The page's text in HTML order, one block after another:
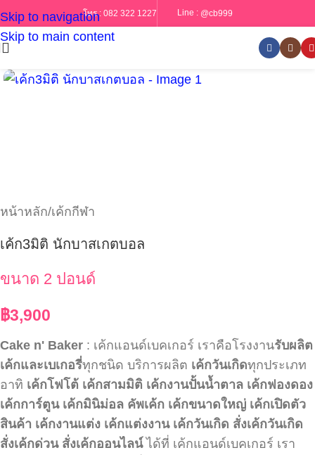
Skip to navigation
Skip to main content
โทร : 082 322 1227 Line : @cb999
หน้าหลัก/เค้กกีฬา
เค้ก3มิติ นักบาสเกตบอล
ขนาด 2 ปอนด์
฿3,900
Cake n' Baker : เค้กแอนด์เบคเกอร์ เราคือโรงงานรับผลิต
เค้กและเบเกอรี่ทุกชนิด บริการผลิต เค้กวันเกิดทุกประเภท
อาทิ เค้กโฟโต้ เค้กสามมิติ เค้กงานปั้นน้ำตาล เค้กฟองดอง
เค้กการ์ตูน เค้กมินิม่อล คัพเค้ก เค้กขนาดใหญ่ เค้กเปิดตัว
สินค้า เค้กงานแต่ง เค้กแต่งงาน เค้กวันเกิด สั่งเค้กวันเกิด
สั่งเค้กด่วน สั่งเค้กออนไลน์ได้ที่ เค้กแอนด์เบคเกอร์ เรา